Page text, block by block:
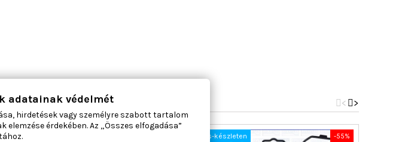
>
<
Új
-55%
Nincs-készleten
adatainak védelmét
hirdetések vagy személyre szabott tartalom
érdekében. Az „Összes elfogadása”